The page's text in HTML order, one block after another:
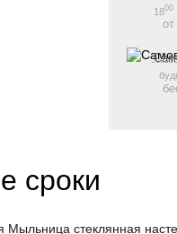
1800
сроки
стеклянная